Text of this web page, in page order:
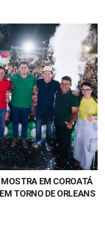
EM COROATÁ
TORNO DE ORLEANS